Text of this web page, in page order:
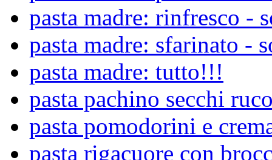
pasta madre: rinfresco -
pasta madre: sfarinato -
pasta madre: tutto!!!
pasta pachino secchi
pasta pomodorini e
pasta rigacuore con